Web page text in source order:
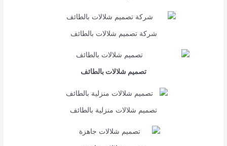
شركة تصميم شلالات بالطائف
تصميم شلالات بالطائف
تصميم شلالات منزلية بالطائف